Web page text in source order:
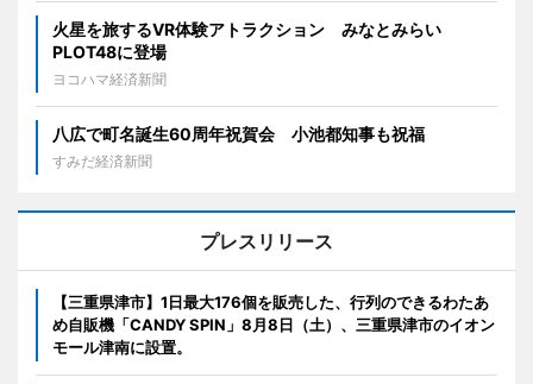
火星を旅するVR体験アトラクション みなとみらい
PLOT48に登場
ヨコハマ経済新聞
八広で町名誕生60周年祝賀会 小池都知事も祝福
すみだ経済新聞
プレスリリース
【三重県津市】1日最大176個を販売した、行列のできるわたあ
め自販機「CANDY SPIN」8月8日（土）、三重県津市のイオン
モール津南に設置。